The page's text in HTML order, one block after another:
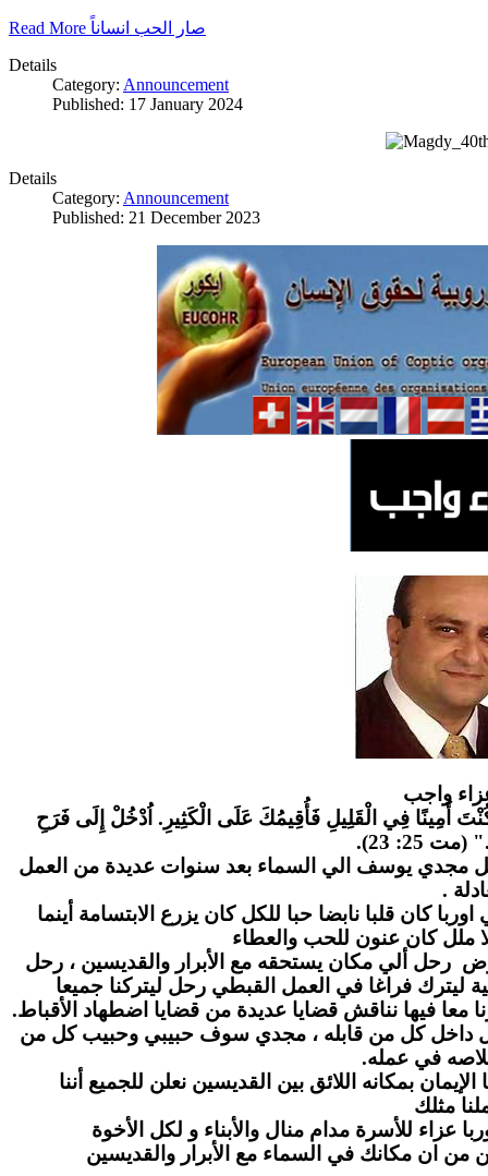
Read More صار الحب انساناً
Details
Category: Announcement
Published: 17 January 2024
Details
Category: Announcement
Published: 21 December 2023
واجب
أَمِينًا فِي الْقَلِيلِ فَأُقِيمُكَ عَلَى الْكَثِيرِ. اُدْخُلْ إِلَى فَرَحِ
25: 23).
مجدي يوسف الي السماء بعد سنوات عديدة من العمل
.
كان قلبا نابضا حبا للكل كان يزرع الابتسامة أينما
ملل كان عنون للحب والعطاء
رحل ألي مكان يستحقه مع الأبرار والقديسين ، رحل
ليترك فراغا في العمل القبطي رحل ليتركنا جميعا
فيها نناقش قضايا عديدة من قضايا اضطهاد الأقباط.
داخل كل من قابله ، مجدي سوف حبيبي وحبيب كل من
في عمله.
بمكانه اللائق بين القديسين نعلن للجميع أننا
مثلك
عزاء للأسرة مدام منال والأبناء و لكل الأخوة
من ان مكانك في السماء مع الأبرار والقديسين